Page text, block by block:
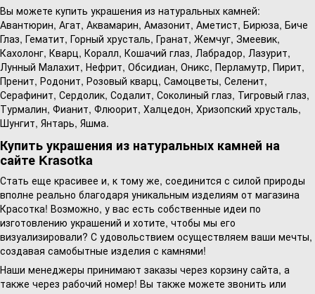
Вы можете купить украшения из натуральных камней:
Авантюрин, Агат, Аквамарин, Амазонит, Аметист, Бирюза, Биче
Глаз, Гематит, Горный хрусталь, Гранат, Жемчуг, Змеевик,
Кахолонг, Кварц, Коралл, Кошачий глаз, Лабрадор, Лазурит,
Лунный Малахит, Нефрит, Обсидиан, Оникс, Перламутр, Пирит,
Пренит, Родонит, Розовый кварц, Самоцветы, Селенит,
Серафинит, Сердолик, Содалит, Соколиный глаз, Тигровый глаз,
Турмалин, Фианит, Флюорит, Халцедон, Хризопский хрусталь,
Шунгит, Янтарь, Яшма.
Купить украшения из натуральных камней на
сайте Krasotka
Стать еще красивее и, к тому же, соединится с силой природы
вполне реально благодаря уникальным изделиям от магазина
Красотка! Возможно, у вас есть собственные идеи по
изготовлению украшений и хотите, чтобы мы его
визуализировали? С удовольствием осуществляем ваши мечты,
создавая самобытные изделия с камнями!
Наши менеджеры принимают заказы через корзину сайта, а
также через рабочий номер! Вы также можете звонить или